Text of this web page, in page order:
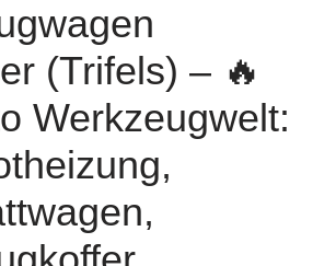
(Trifels) – 🔥
Werkzeugwelt: